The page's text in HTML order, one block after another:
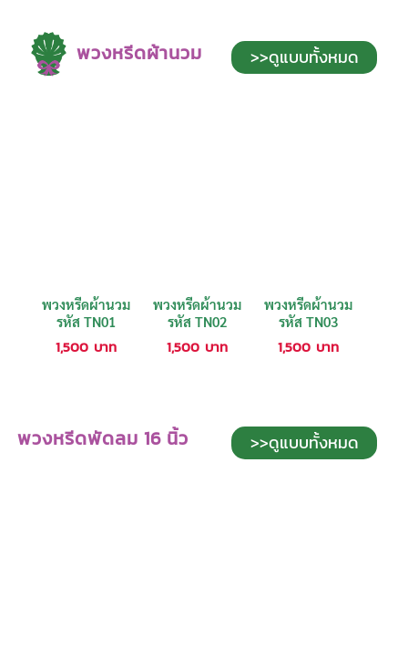
พวงหรีดผ้านวม >>ดูแบบทั้งหมด
พวงหรีดผ้านวม
รหัส TN01
1,500 บาท
พวงหรีดผ้านวม
รหัส TN02
1,500 บาท
พวงหรีดผ้านวม
รหัส TN03
1,500 บาท
พวงหรีดพัดลม 16 นิ้ว >>ดูแบบทั้งหมด